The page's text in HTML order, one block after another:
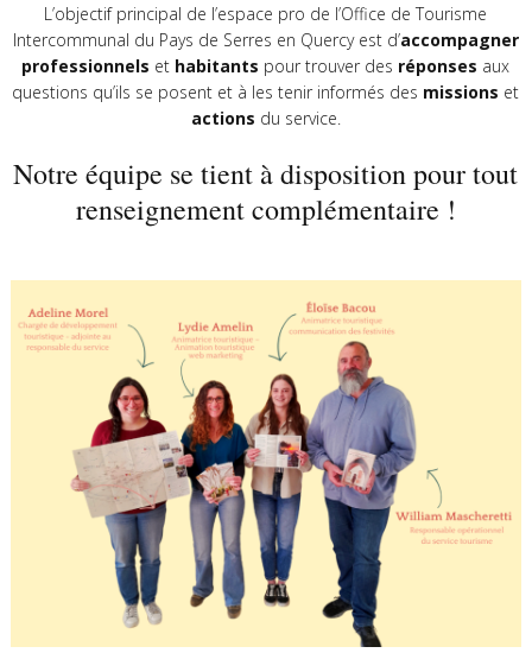
L’objectif principal de l’espace pro de l’Office de Tourisme
Intercommunal du Pays de Serres en Quercy est d’accompagner
professionnels et habitants pour trouver des réponses aux
questions qu’ils se posent et à les tenir informés des missions et
actions du service.
Notre équipe se tient à disposition pour tout
renseignement complémentaire !